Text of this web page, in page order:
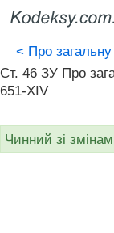
< Про
Ст. 46 ЗУ Про
651-XIV
Чинний зі